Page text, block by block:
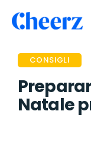
CONSIGLI
Natale